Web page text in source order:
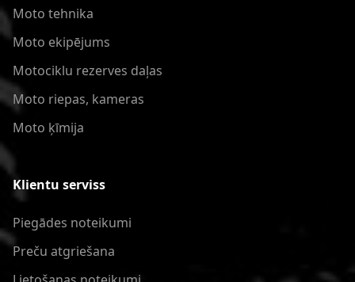
Moto tehnika
Moto ekipējums
Motociklu rezerves daļas
Moto riepas, kameras
Moto ķīmija
Klientu serviss
Piegādes noteikumi
Preču atgriešana